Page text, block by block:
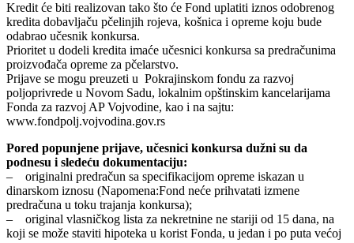
Kredit će biti realizovan tako što će Fond uplatiti iznos odobrenog
kredita dobavljaču pčelinjih rojeva, košnica i opreme koju bude
odabrao učesnik konkursa.
Prioritet u dodeli kredita imaće učesnici konkursa sa predračunima
proizvođača opreme za pčelarstvo.
Prijave se mogu preuzeti u Pokrajinskom fondu za razvoj
poljoprivrede u Novom Sadu, lokalnim opštinskim kancelarijama
Fonda za razvoj AP Vojvodine, kao i na sajtu:
www.fondpolj.vojvodina.gov.rs
Pored popunjene prijave, učesnici konkursa dužni su da
podnesu i sledeću dokumentaciju:
– originalni predračun sa specifikacijom opreme iskazan u
dinarskom iznosu (Napomena:Fond neće prihvatati izmene
predračuna u toku trajanja konkursa);
– original vlasničkog lista za nekretnine ne stariji od 15 dana, na
koji se može staviti hipoteka u korist Fonda, u jedan i po puta većoj